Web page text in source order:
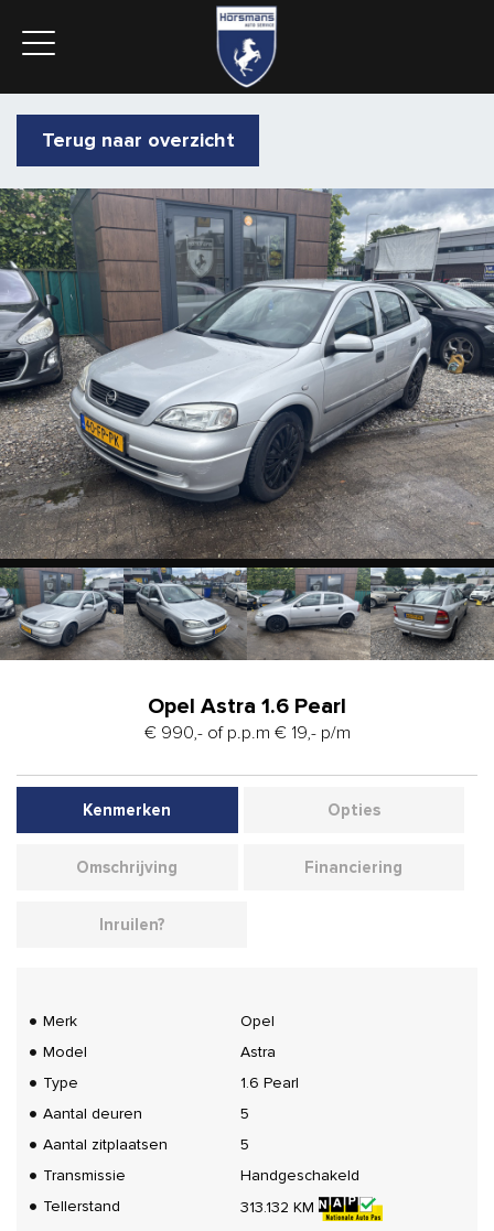
Terug naar overzicht
Opel Astra 1.6 Pearl
€ 990,- of p.p.m € 19,- p/m
Kenmerken Opties
Omschrijving Financiering
Inruilen?
Merk
Opel
Model
Astra
Type
1.6 Pearl
Aantal deuren
5
Aantal zitplaatsen
5
Transmissie
Handgeschakeld
Tellerstand
313.132 KM